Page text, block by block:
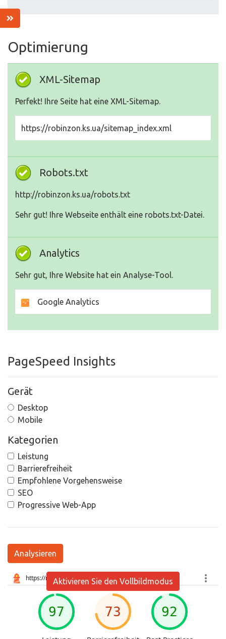
Optimierung
XML-Sitemap
Perfekt! Ihre Seite hat eine XML-Sitemap.
https://robinzon.ks.ua/sitemap_index.xml
Robots.txt
http://robinzon.ks.ua/robots.txt
Sehr gut! Ihre Webseite enthält eine robots.txt-Datei.
Analytics
Sehr gut, Ihre Website hat ein Analyse-Tool.
Google Analytics
PageSpeed Insights
Gerät
Desktop
Mobile
Kategorien
Leistung
Barrierefreiheit
Empfohlene Vorgehensweise
SEO
Progressive Web-App
Analysieren
Aktivieren Sie den Vollbildmodus